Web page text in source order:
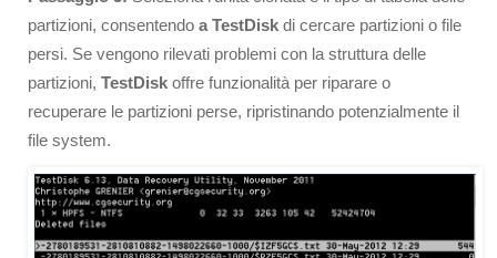
partizioni, consentendo a TestDisk di cercare partizioni o file
persi. Se vengono rilevati problemi con la struttura delle
partizioni, TestDisk offre funzionalità per riparare o
recuperare le partizioni perse, ripristinando potenzialmente il
file system.